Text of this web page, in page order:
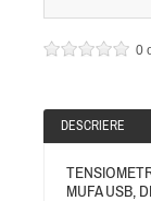
0
DESCRIERE
MUFA USB,